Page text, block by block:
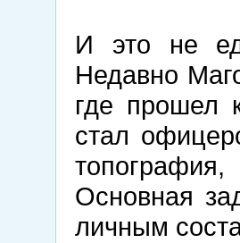
И это не
Недавно
где прошел
стал
Основная
личным